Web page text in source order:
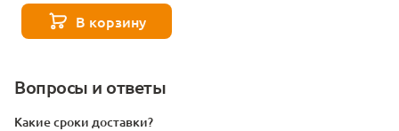
В корзину
Вопросы и ответы
Какие сроки доставки?